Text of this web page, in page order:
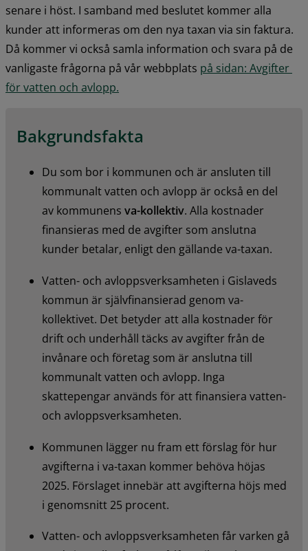
senare i höst. I samband med beslutet kommer alla
kunder att informeras om den nya taxan via sin faktura.
Då kommer vi också samla information och svara på de
vanligaste frågorna på vår webbplats på sidan: Avgifter
för vatten och avlopp.
Bakgrundsfakta
Du som bor i kommunen och är ansluten till
kommunalt vatten och avlopp är också en del
av kommunens va-kollektiv. Alla kostnader
finansieras med de avgifter som anslutna
kunder betalar, enligt den gällande va-taxan.
Vatten- och avloppsverksamheten i Gislaveds
kommun är självfinansierad genom va-
kollektivet. Det betyder att alla kostnader för
drift och underhåll täcks av avgifter från de
invånare och företag som är anslutna till
kommunalt vatten och avlopp. Inga
skattepengar används för att finansiera vatten-
och avloppsverksamheten.
Kommunen lägger nu fram ett förslag för hur
avgifterna i va-taxan kommer behöva höjas
2025. Förslaget innebär att avgifterna höjs med
i genomsnitt 25 procent.
Vatten- och avloppsverksamheten får varken gå